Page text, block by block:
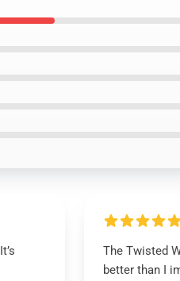
The Twisted
better than I